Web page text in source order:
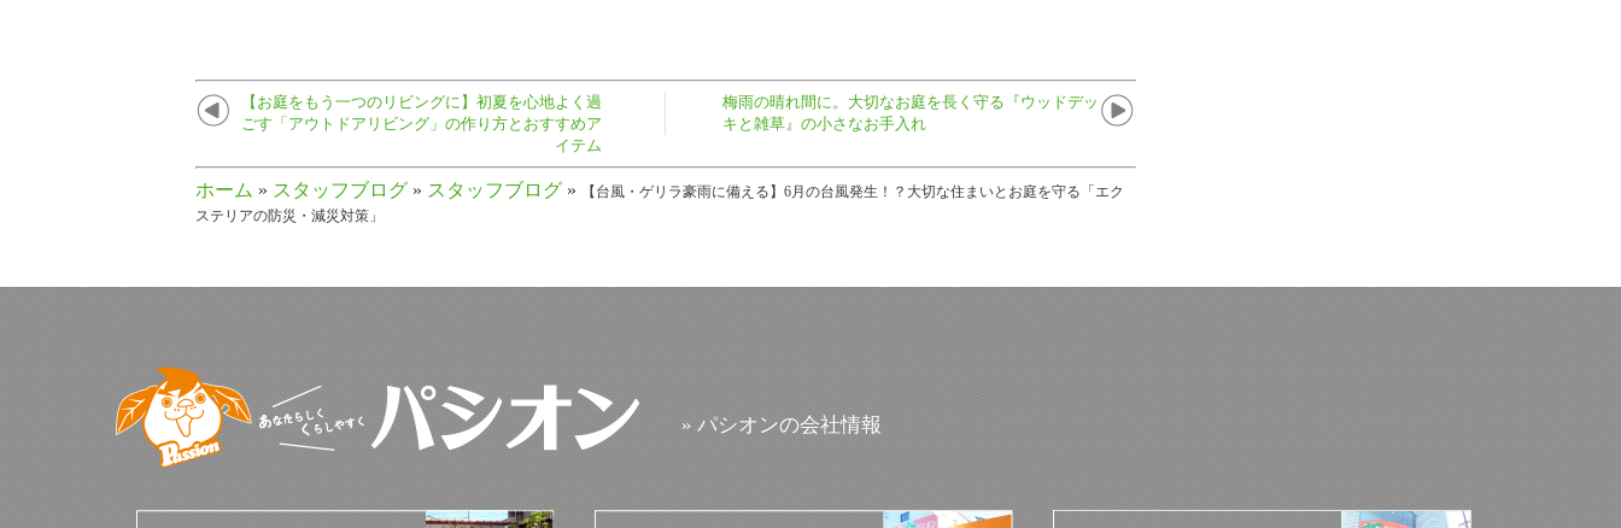
梅雨の晴れ間に。大切なお庭を長く守る『ウッドデッ
キと雑草』の小さなお手入れ
【お庭をもう一つのリビングに】初夏を心地よく過
ごす「アウトドアリビング」の作り方とおすすめア
イテム
ホーム » スタッフブログ » スタッフブログ »
【台風・ゲリラ豪雨に備える】6月の台風発生！？大切な住まいとお庭を守る「エク
ステリアの防災・減災対策」
» パシオンの会社情報